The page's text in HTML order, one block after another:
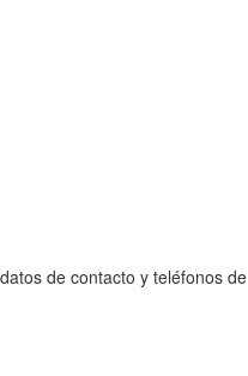
de contacto y teléfonos de